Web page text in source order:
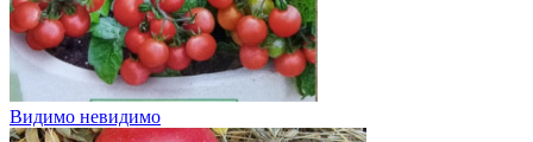
Видимо невидимо